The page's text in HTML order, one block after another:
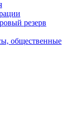
резерв
общественные